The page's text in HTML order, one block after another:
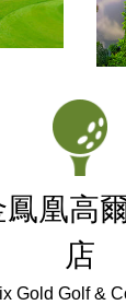
鳳凰高
店
Gold Golf &